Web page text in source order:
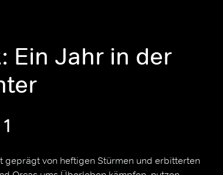
Ein Jahr in der
geprägt von heftigen Stürmen und erbitterten